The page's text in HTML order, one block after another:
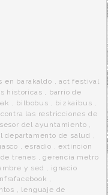
en barakaldo ,act festival
historicas
barrio de
bilbobus bizkaibus
las restricciones de
del ayuntamiento
departamento de salud
,esradio ,extincion
trenes ,gerencia metro
y sed
ignacio
lenguaje de